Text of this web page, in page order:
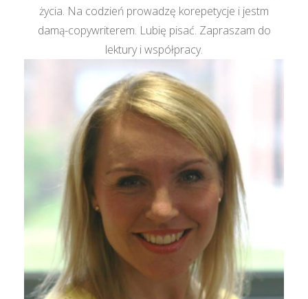
życia. Na codzień prowadzę korepetycje i jestm
damą-copywriterem. Lubię pisać. Zapraszam do
lektury i współpracy.